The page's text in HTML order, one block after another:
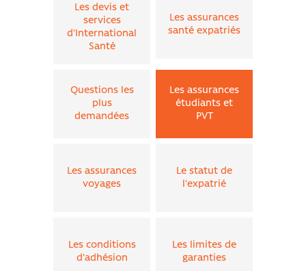
Les devis et
services
d'International
Santé
Les assurances
santé expatriés
Questions les
plus
demandées
Les assurances
étudiants et
PVT
Les assurances
voyages
Le statut de
l'expatrié
Les conditions
d'adhésion
Les limites de
garanties